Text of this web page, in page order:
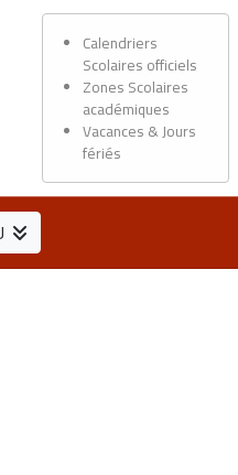
Calendriers
Scolaires officiels
Zones Scolaires
académiques
Vacances & Jours
fériés